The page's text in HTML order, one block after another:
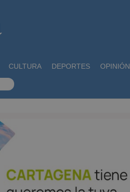
CULTURA DEPORTES OPINIÓN